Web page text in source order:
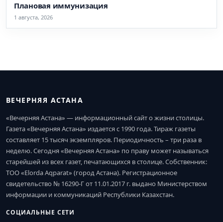
Плановая иммунизация
1 августа, 2026
ВЕЧЕРНЯЯ АСТАНА
«Вечерняя Астана» — информационный сайт о жизни столицы.
Газета «Вечерняя Астана» издается с 1990 года. Тираж газеты
составляет 15 тысяч экземпляров. Периодичность – три раза в
неделю. Сегодня «Вечерняя Астана» по праву может называться
старейшей из всех газет, печатающихся в столице. Собственник:
ТОО «Elorda Aqparat» (город Астана). Регистрационное
свидетельство № 16290-Г от 11.01.2017 г. выдано Министерством
информации и коммуникаций Республики Казахстан.
СОЦИАЛЬНЫЕ СЕТИ